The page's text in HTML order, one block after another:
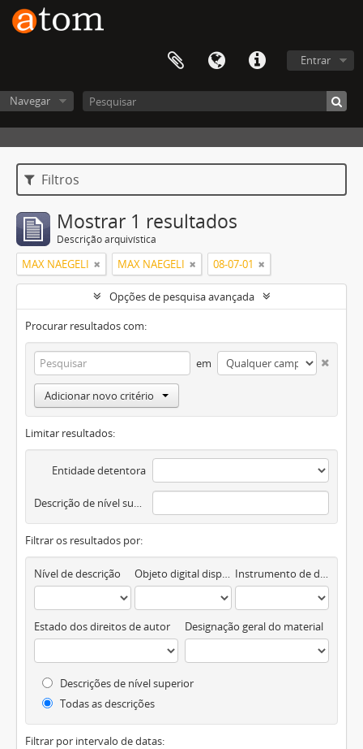
Entrar
Navegar
Filtros
Mostrar 1 resultados
Descrição arquivística
MAX NAEGELI MAX NAEGELI 08-07-01
Opções de pesquisa avançada
Procurar resultados com:
em
Adicionar novo critério
Limitar resultados:
Entidade detentora
Descrição de nível superior
Filtrar os resultados por:
Nível de descrição Objeto digital disponível Instrumento de descrição documental
Estado dos direitos de autor Designação geral do material
Descrições de nível superior
Todas as descrições
Filtrar por intervalo de datas: